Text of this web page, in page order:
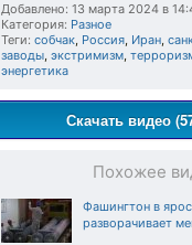
Добавлено: 13 марта 2024 в
Категория: Разное
Теги: собчак, Россия, Иран,
заводы, экстримизм,
энергетика
Скачать видео
Похожее
Фашингтон в
разворачивает